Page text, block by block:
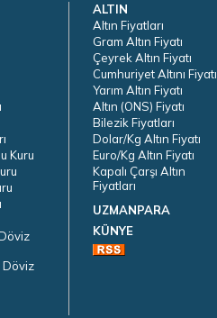
Kuru
Döviz
ALTIN
Altın Fiyatları
Gram Altın Fiyatı
Çeyrek Altın Fiyatı
Cumhuriyet Altını Fiyatı
Yarım Altın Fiyatı
Altın (ONS) Fiyatı
Bilezik Fiyatları
Dolar/Kg Altın Fiyatı
Euro/Kg Altın Fiyatı
Kapalı Çarşı Altın
Fiyatları
UZMANPARA
KÜNYE